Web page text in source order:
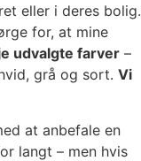
eller i deres bolig.
for, at mine
udvalgte farver –
grå og sort. Vi
at anbefale en
langt – men hvis